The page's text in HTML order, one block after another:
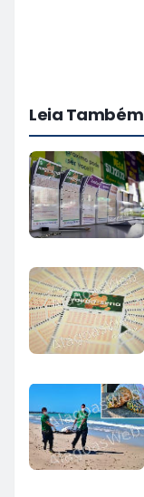
Leia Também